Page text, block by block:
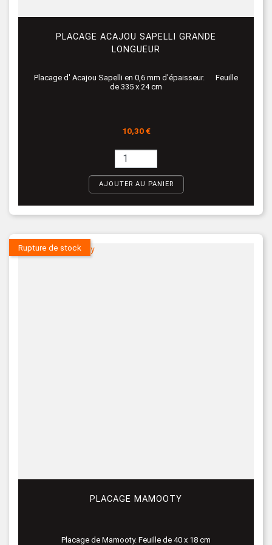
PLACAGE ACAJOU SAPELLI GRANDE
LONGUEUR
Placage d' Acajou Sapelli en 0,6 mm d'épaisseur. Feuille
de 335 x 24 cm
Prix
10,30 €
AJOUTER AU PANIER
PLACAGE MAMOOTY
Placage de Mamooty. Feuille de 40 x 18 cm
Rupture de stock